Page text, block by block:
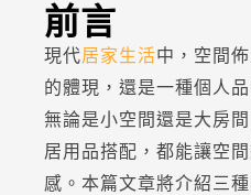
前言
現代居家生活中，空間
的體現，還是一種個人
無論是小空間還是大房
居用品搭配，都能讓空
感。本篇文章將介紹三